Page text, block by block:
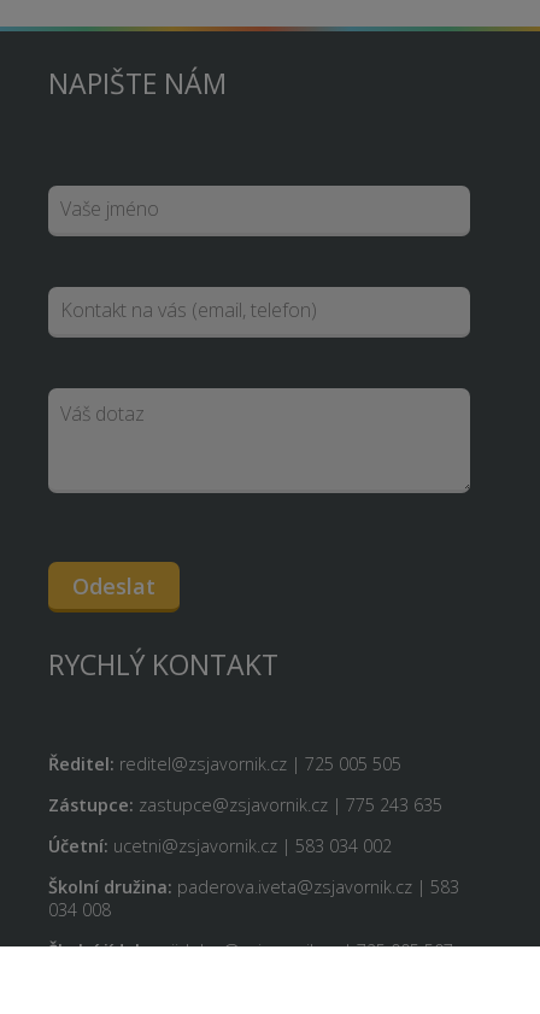
NAPIŠTE NÁM
Odeslat
RYCHLÝ KONTAKT
Ředitel: reditel@zsjavornik.cz | 725 005 505
Zástupce: zastupce@zsjavornik.cz | 775 243 635
Účetní: ucetni@zsjavornik.cz | 583 034 002
Školní družina: paderova.iveta@zsjavornik.cz | 583
034 008
Školní jídelna:jidelna@zsjavornik.cz | 725 005 507